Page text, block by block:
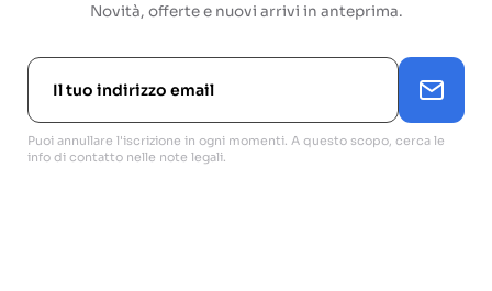
Novità, offerte e nuovi arrivi in anteprima.
Puoi annullare l'iscrizione in ogni momenti. A questo scopo, cerca le
info di contatto nelle note legali.